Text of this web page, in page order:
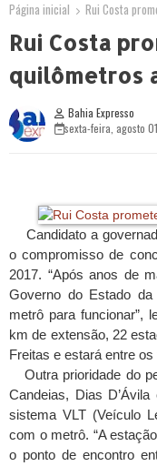
Página inicial Rui Costa
Rui Costa
quilômetros
Bahia Expresso
sexta-feira, agosto
Candidato a
o compromisso de
2017. “Após anos de
Governo do Estado
metrô para funcionar”,
km de extensão, 22
Freitas e estará entre
Outra prioridade do
Candeias, Dias
sistema VLT (Veículo
com o metrô. “A
o ponto de encontro